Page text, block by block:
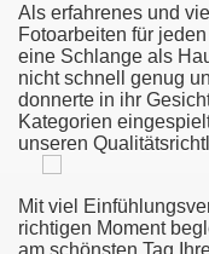
Als erfahrenes und
Fotoarbeiten für
eine Schlange als
nicht schnell genug
donnerte in ihr
Kategorien
unseren
Mit viel
richtigen Moment
am schönsten Tag
Голых Девушек
Женщин